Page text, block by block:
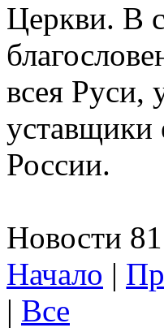
Церкви. В
всея Руси,
уставщики
России.
Новости
Начало |
| Все